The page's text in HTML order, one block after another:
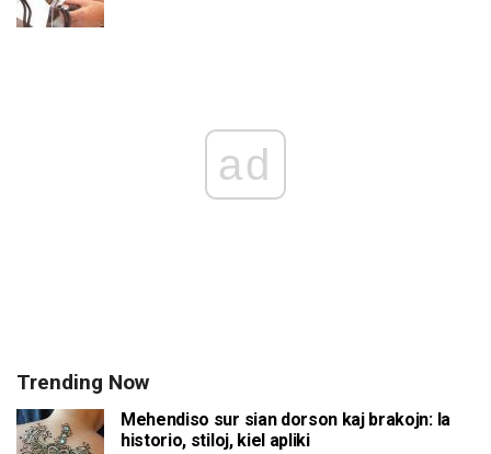
ad
Trending Now
Mehendiso sur sian dorson kaj brakojn: la
historio, stiloj, kiel apliki